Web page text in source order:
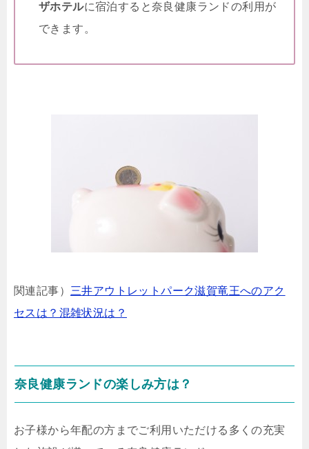
ザホテルに宿泊すると奈良健康ランドの利用が
できます。
関連記事） 三井アウトレットパーク滋賀竜王へのアク
セスは？混雑状況は？
奈良健康ランドの楽しみ方は？
お子様から年配の方までご利用いただける多くの充実